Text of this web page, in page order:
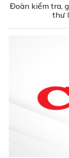
Đoàn kiểm tra,
thư